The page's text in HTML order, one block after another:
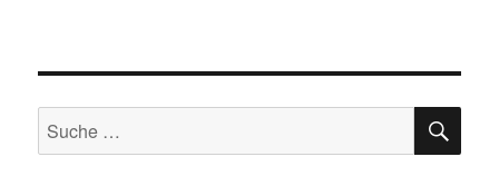
Suche
nach: